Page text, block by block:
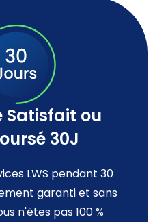
Satisfait ou
30J
LWS pendant 30
garanti et sans
n'êtes pas 100 %